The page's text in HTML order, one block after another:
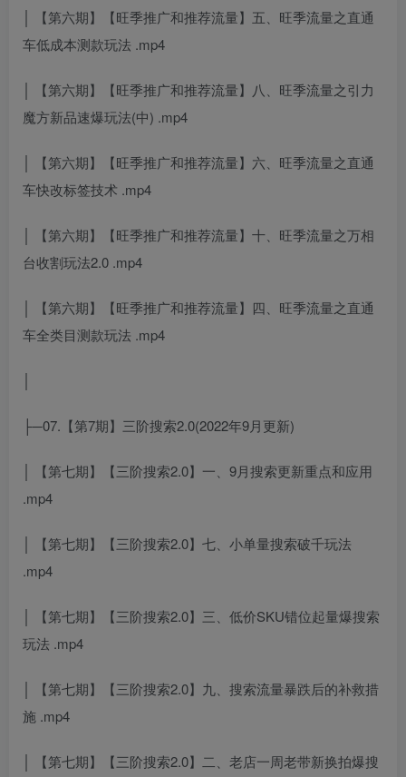
│ 【第六期】【旺季推广和推荐流量】五、旺季流量之直通
车低成本测款玩法 .mp4
│ 【第六期】【旺季推广和推荐流量】八、旺季流量之引力
魔方新品速爆玩法(中) .mp4
│ 【第六期】【旺季推广和推荐流量】六、旺季流量之直通
车快改标签技术 .mp4
│ 【第六期】【旺季推广和推荐流量】十、旺季流量之万相
台收割玩法2.0 .mp4
│ 【第六期】【旺季推广和推荐流量】四、旺季流量之直通
车全类目测款玩法 .mp4
│
├─07.【第7期】三阶搜索2.0(2022年9月更新)
│ 【第七期】【三阶搜索2.0】一、9月搜索更新重点和应用
.mp4
│ 【第七期】【三阶搜索2.0】七、小单量搜索破千玩法
.mp4
│ 【第七期】【三阶搜索2.0】三、低价SKU错位起量爆搜索
玩法 .mp4
│ 【第七期】【三阶搜索2.0】九、搜索流量暴跌后的补救措
施 .mp4
│ 【第七期】【三阶搜索2.0】二、老店一周老带新换拍爆搜